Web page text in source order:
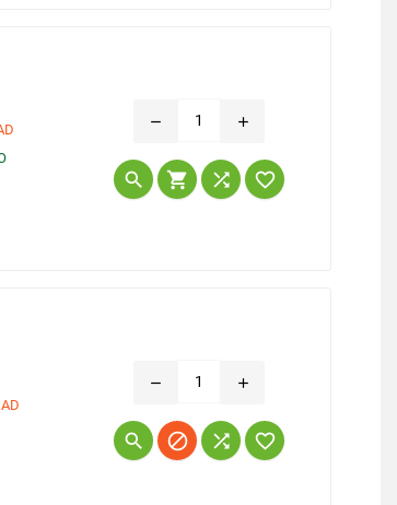
remove add
   
remove add
   